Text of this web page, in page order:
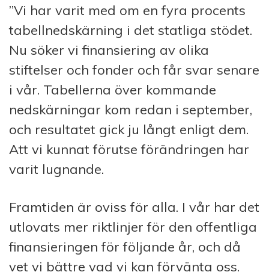
”Vi har varit med om en fyra procents
tabellnedskärning i det statliga stödet.
Nu söker vi finansiering av olika
stiftelser och fonder och får svar senare
i vår. Tabellerna över kommande
nedskärningar kom redan i september,
och resultatet gick ju långt enligt dem.
Att vi kunnat förutse förändringen har
varit lugnande.
Framtiden är oviss för alla. I vår har det
utlovats mer riktlinjer för den offentliga
finansieringen för följande år, och då
vet vi bättre vad vi kan förvänta oss.